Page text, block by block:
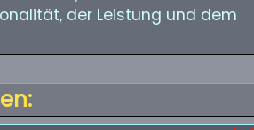
der Leistung und dem